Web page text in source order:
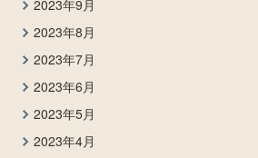
2023年9月
2023年8月
2023年7月
2023年6月
2023年5月
2023年4月